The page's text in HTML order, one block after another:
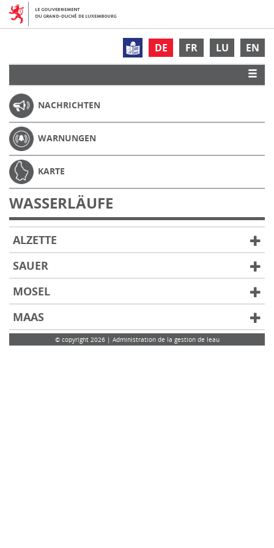
DE FR LU EN
NACHRICHTEN
WARNUNGEN
KARTE
WASSERLÄUFE
ALZETTE
SAUER
MOSEL
MAAS
© copyright 2026 | Administration de la gestion de leau